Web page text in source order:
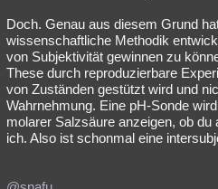
Doch. Genau aus diesem Grund
wissenschaftliche Methodik
von Subjektivität gewinnen zu
These durch reproduzierbare
von Zuständen gestützt wird und
Wahrnehmung. Eine pH-Sonde
molarer Salzsäure anzeigen, ob
ich. Also ist schonmal eine